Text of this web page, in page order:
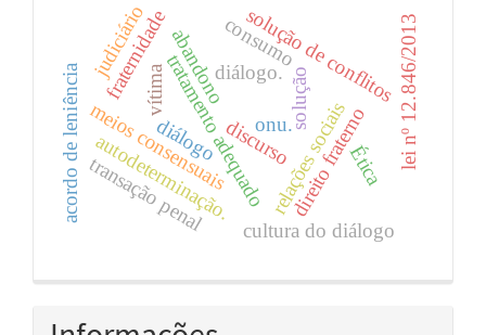
abandono
relações sociais
solução
tratamento adequado
cultura do diálogo
direito fraterno
meios consensuaisdiscurso
autodeterminação.
solução de conflitos
Ética
transação penal
fraternidade diálogo. lei nº 12.846/2013
acordo de leniência
judiciário
diálogo onu.
vítima
consumo